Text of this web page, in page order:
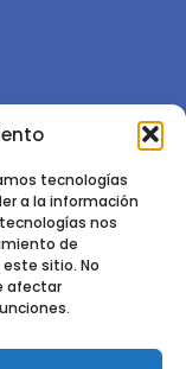
tecnologías
a la información
nos
de
sitio. No
afectar
laSociedad
CSIC
Madrid